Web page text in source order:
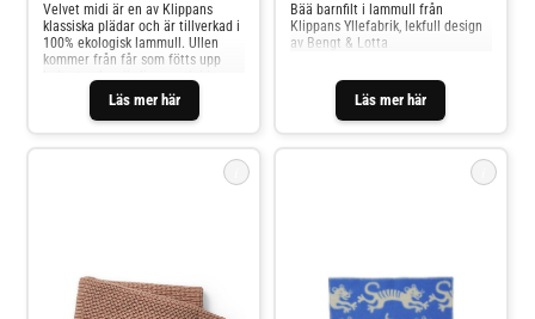
Läs mer här
Velvet midi är en av Klippans
klassiska plädar och är tillverkad i
100% ekologisk lammull. Ullen
kommer från får som fötts upp
helt utan kemikalier, pesticider
eller antibiotika, vilket gör filten
både skonsam mot barnets hud
och snäll mot miljön.
Läs mer här
Bää barnfilt i lammull från
Klippans Yllefabrik, lekfull design
av Bengt & Lotta